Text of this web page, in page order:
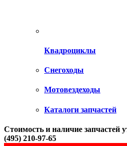
Квадроциклы
Снегоходы
Мотовездеходы
Каталоги запчастей
Стоимость и наличие запчастей
(495) 210-97-65